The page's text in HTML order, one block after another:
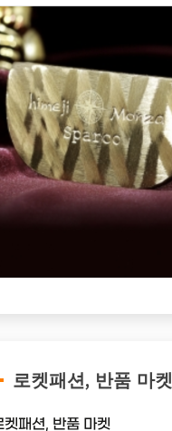
로켓패션, 반품 마켓